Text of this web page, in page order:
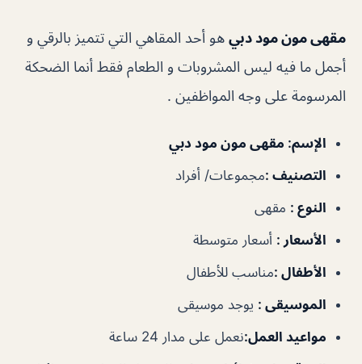
مقهى مون مود دبي هو أحد المقاهي التي تتميز بالرقي و
أجمل ما فيه ليس المشروبات و الطعام فقط أنما الضحكة
المرسومة على وجه المواظفين .
الإسم: مقهى مون مود دبي
التصنيف :مجموعات/ أفراد
النوع : مقهى
الأسعار : أسعار متوسطة
الأطفال :مناسب للأطفال
الموسيقى : يوجد موسيقى
مواعيد العمل:نعمل على مدار 24 ساعة